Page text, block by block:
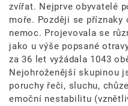
zvířat. Nejprve obyvatelé
moře. Později se
nemoc. Projevovala se
jako u výše popsané
za 36 let vyžádala 1043
Nejohroženější skupinou
poruchy řeči, sluchu,
emoční nestabilitu